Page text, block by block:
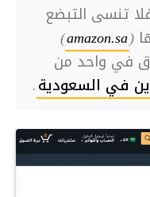
تنسى التبضع
(
amazon.sa
)
في واحد من
في السعودية.